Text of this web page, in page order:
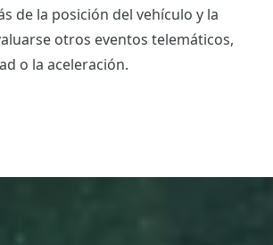
de la posición del vehículo y la
otros eventos telemáticos,
o la aceleración.